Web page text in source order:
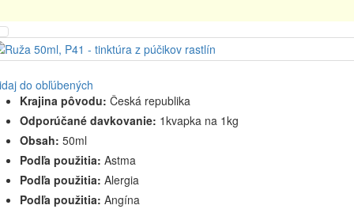
do obľúbených
Krajina pôvodu: Česká republika
Odporúčané davkovanie: 1kvapka na 1kg
Obsah: 50ml
Podľa použitia: Astma
Podľa použitia: Alergia
Podľa použitia: Angína